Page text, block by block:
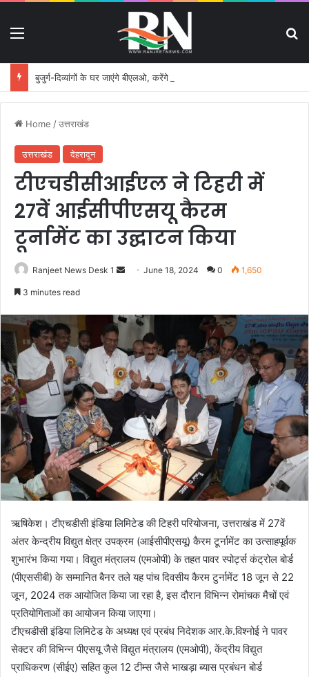
बुजुर्ग-दिव्यांगों के घर जाएंगे बीएलओ, करेंगे नोटिसों का निस्तारण
Home /उत्तराखंड
उत्तराखंड देहरादून
टीएचडीसीआईएल ने टिहरी में
27वें आईसीपीएसयू कैरम
टूर्नामेंट का उद्घाटन किया
Ranjeet News Desk 1
d
n
e
m
i
l
June 18, 2024 0 1,650
3 minutes read
ऋषिकेश। टीएचडीसी इंडिया लिमिटेड की टिहरी परियोजना, उत्तराखंड में 27वें
अंतर केन्‍द्रीय विद्युत क्षेत्र उपक्रम (आईसीपीएसयू) कैरम टूर्नामेंट का उत्साहपूर्वक
शुभारंभ किया गया। विद्युत मंत्रालय (एमओपी) के तहत पावर स्पोर्ट्स कंट्रोल बोर्ड
(पीएससीबी) के सम्मानित बैनर तले यह पांच दिवसीय कैरम टुर्नामेंट 18 जून से 22
जून, 2024 तक आयोजित किया जा रहा है, इस दौरान विभिन्‍न रोमांचक मैचों एवं
प्रतियोगिताओं का आयोजन किया जाएगा।
टीएचडीसी इंडिया लिमिटेड के अध्यक्ष एवं प्रबंध निदेशक आर.के.विश्नोई ने पावर
सेक्टर की विभिन्न पीएसयू जैसे विद्युत मंत्रालय (एमओपी), केंद्रीय विद्युत
प्राधिकरण (सीईए) सहित कुल 12 टीम्स जैसे भाखड़ा ब्यास प्रबंधन बोर्ड